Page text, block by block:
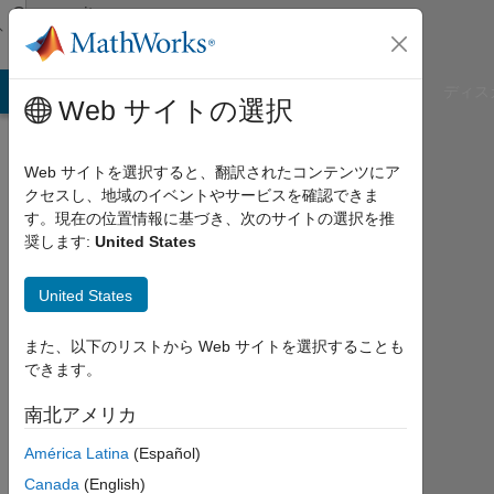
コンテンツへスキップ
Community
Profile
Caroline
Otto
TU
Last
3年
2021
Web サイトの選択
Web サイトを選択すると、翻訳されたコンテンツにア
クセスし、地域のイベントやサービスを確認できま
す。現在の位置情報に基づき、次のサイトの選択を推
奨します: United States
United States
また、以下のリストから Web サイトを選択することも
できます。
南北アメリカ
América Latina (Español)
Canada (English)